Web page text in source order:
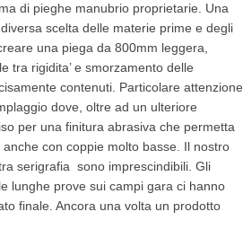
di pieghe manubrio proprietarie. Una
scelta delle materie prime e degli
una piega da 800mm leggera,
tra rigidita’ e smorzamento delle
contenuti. Particolare attenzione
dove, oltre ad un ulteriore
per una finitura abrasiva che permetta
con coppie molto basse. Il nostro
serigrafia sono imprescindibili. Gli
lunghe prove sui campi gara ci hanno
finale. Ancora una volta un prodotto